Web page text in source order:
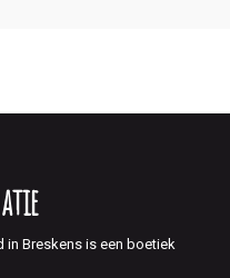
in Breskens is een boetiek